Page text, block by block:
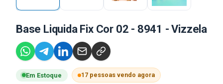
Base Liquida Fix Cor 02 - 8941 - Vizzela
Em Estoque 17 pessoas vendo agora